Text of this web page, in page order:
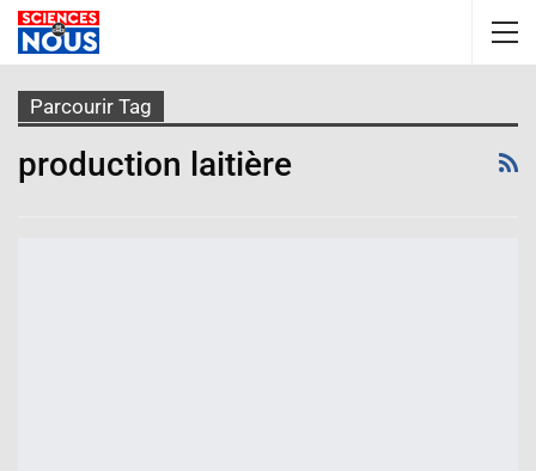
Parcourir Tag
production laitière